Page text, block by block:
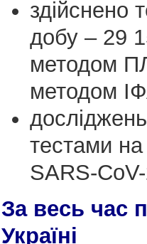
здійснено
добу – 29
методом
методом
тестами
SARS-
За весь час
Україні